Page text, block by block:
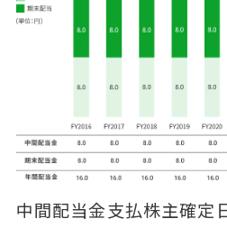
中間配当金支払株主確定